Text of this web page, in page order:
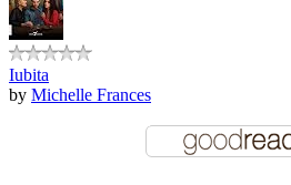
Iubita
by Michelle Frances